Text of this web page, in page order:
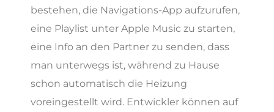
bestehen, die Navigations-App aufzurufen,
eine Playlist unter Apple Music zu starten,
eine Info an den Partner zu senden, dass
man unterwegs ist, während zu Hause
schon automatisch die Heizung
voreingestellt wird. Entwickler können auf